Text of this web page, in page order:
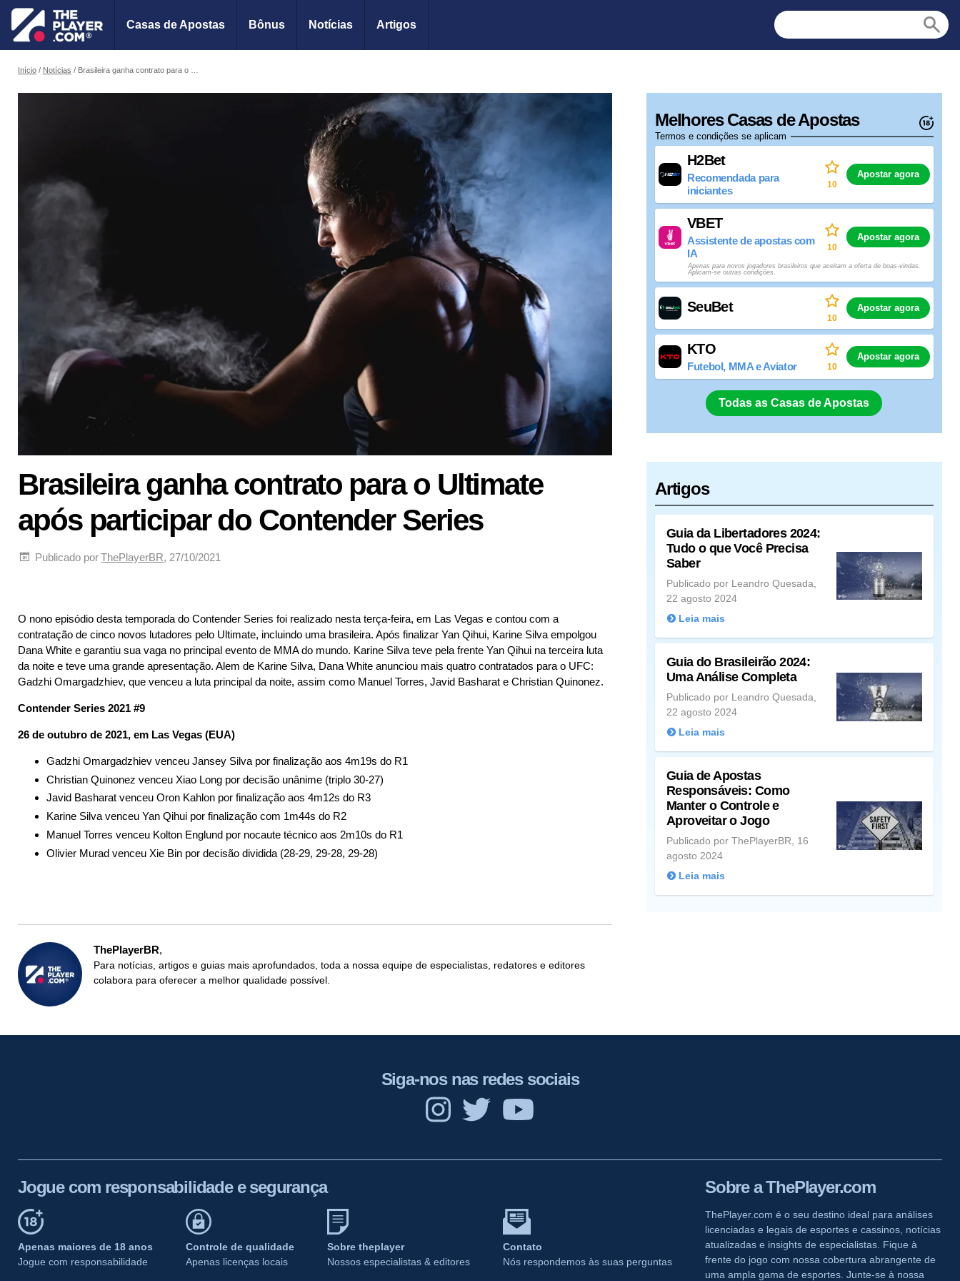
Casas de Apostas Bônus Notícias Artigos
Início Notícias Brasileira ganha contrato para o Ultimate após participar do Contender Series
Brasileira ganha contrato para o Ultimate
após participar do Contender Series
Publicado por ThePlayerBR, 27/10/2021
O nono episódio desta temporada do Contender Series foi realizado nesta terça-feira, em Las Vegas e contou com a
contratação de cinco novos lutadores pelo Ultimate, incluindo uma brasileira. Após finalizar Yan Qihui, Karine Silva empolgou
Dana White e garantiu sua vaga no principal evento de MMA do mundo. Karine Silva teve pela frente Yan Qihui na terceira luta
da noite e teve uma grande apresentação. Alem de Karine Silva, Dana White anunciou mais quatro contratados para o UFC:
Gadzhi Omargadzhiev, que venceu a luta principal da noite, assim como Manuel Torres, Javid Basharat e Christian Quinonez.
Contender Series 2021 #9
26 de outubro de 2021, em Las Vegas (EUA)
Gadzhi Omargadzhiev venceu Jansey Silva por finalização aos 4m19s do R1
Christian Quinonez venceu Xiao Long por decisão unânime (triplo 30-27)
Javid Basharat venceu Oron Kahlon por finalização aos 4m12s do R3
Karine Silva venceu Yan Qihui por finalização com 1m44s do R2
Manuel Torres venceu Kolton Englund por nocaute técnico aos 2m10s do R1
Olivier Murad venceu Xie Bin por decisão dividida (28-29, 29-28, 29-28)
ThePlayerBR
Para notícias, artigos e guias mais aprofundados, toda a nossa equipe de especialistas, redatores e editores
colabora para oferecer a melhor qualidade possível.
Melhores Casas de Apostas
Termos e condições se aplicam
H2Bet
Recomendada para
iniciantes
10
Apostar agora
VBET
Assistente de apostas com
IA
10
Apostar agora
Apenas para novos jogadores brasileiros que aceitam a oferta de boas-vindas.
Aplicam-se outras condições.
SeuBet
10
Apostar agora
KTO
Futebol, MMA e Aviator 10
Apostar agora
Todas as Casas de Apostas
Artigos
Guia da Libertadores 2024:
Tudo o que Você Precisa
Saber
Publicado por Leandro Quesada,
22 agosto 2024
Leia mais
Guia do Brasileirão 2024:
Uma Análise Completa
Publicado por Leandro Quesada,
22 agosto 2024
Leia mais
Guia de Apostas
Responsáveis: Como
Manter o Controle e
Aproveitar o Jogo
Publicado por ThePlayerBR, 16
agosto 2024
Leia mais
Siga-nos nas redes sociais
Jogue com responsabilidade e segurança
Apenas maiores de 18 anos
Jogue com responsabilidade
Controle de qualidade
Apenas licenças locais
Sobre theplayer
Nossos especialistas & editores
Contato
Nós respondemos às suas perguntas
Sobre a ThePlayer.com
ThePlayer.com é o seu destino ideal para análises
licenciadas e legais de esportes e cassinos, notícias
atualizadas e insights de especialistas. Fique à
frente do jogo com nossa cobertura abrangente de
uma ampla gama de esportes. Junte-se à nossa